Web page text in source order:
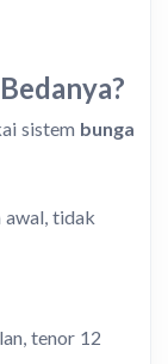
sistem bunga
awal, tidak
tenor 12